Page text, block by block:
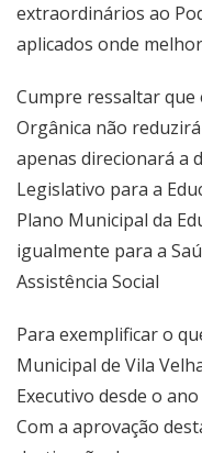
extraordinários ao
aplicados onde
Cumpre ressaltar que
Orgânica não
apenas direcionará a
Legislativo para a
Plano Municipal da
igualmente para a
Assistência Social
Para exemplificar o
Municipal de Vila
Executivo desde o
Com a aprovação